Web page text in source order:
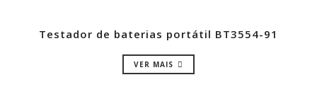
Testador de baterias portátil BT3554-91
VER MAIS